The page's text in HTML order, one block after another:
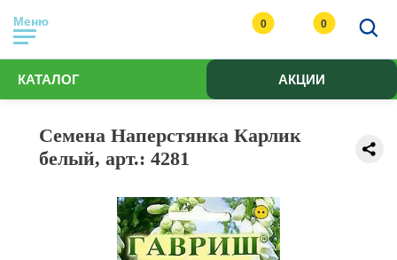
Меню 0 0
КАТАЛОГ АКЦИИ
Семена Наперстянка Карлик
белый, арт.: 4281